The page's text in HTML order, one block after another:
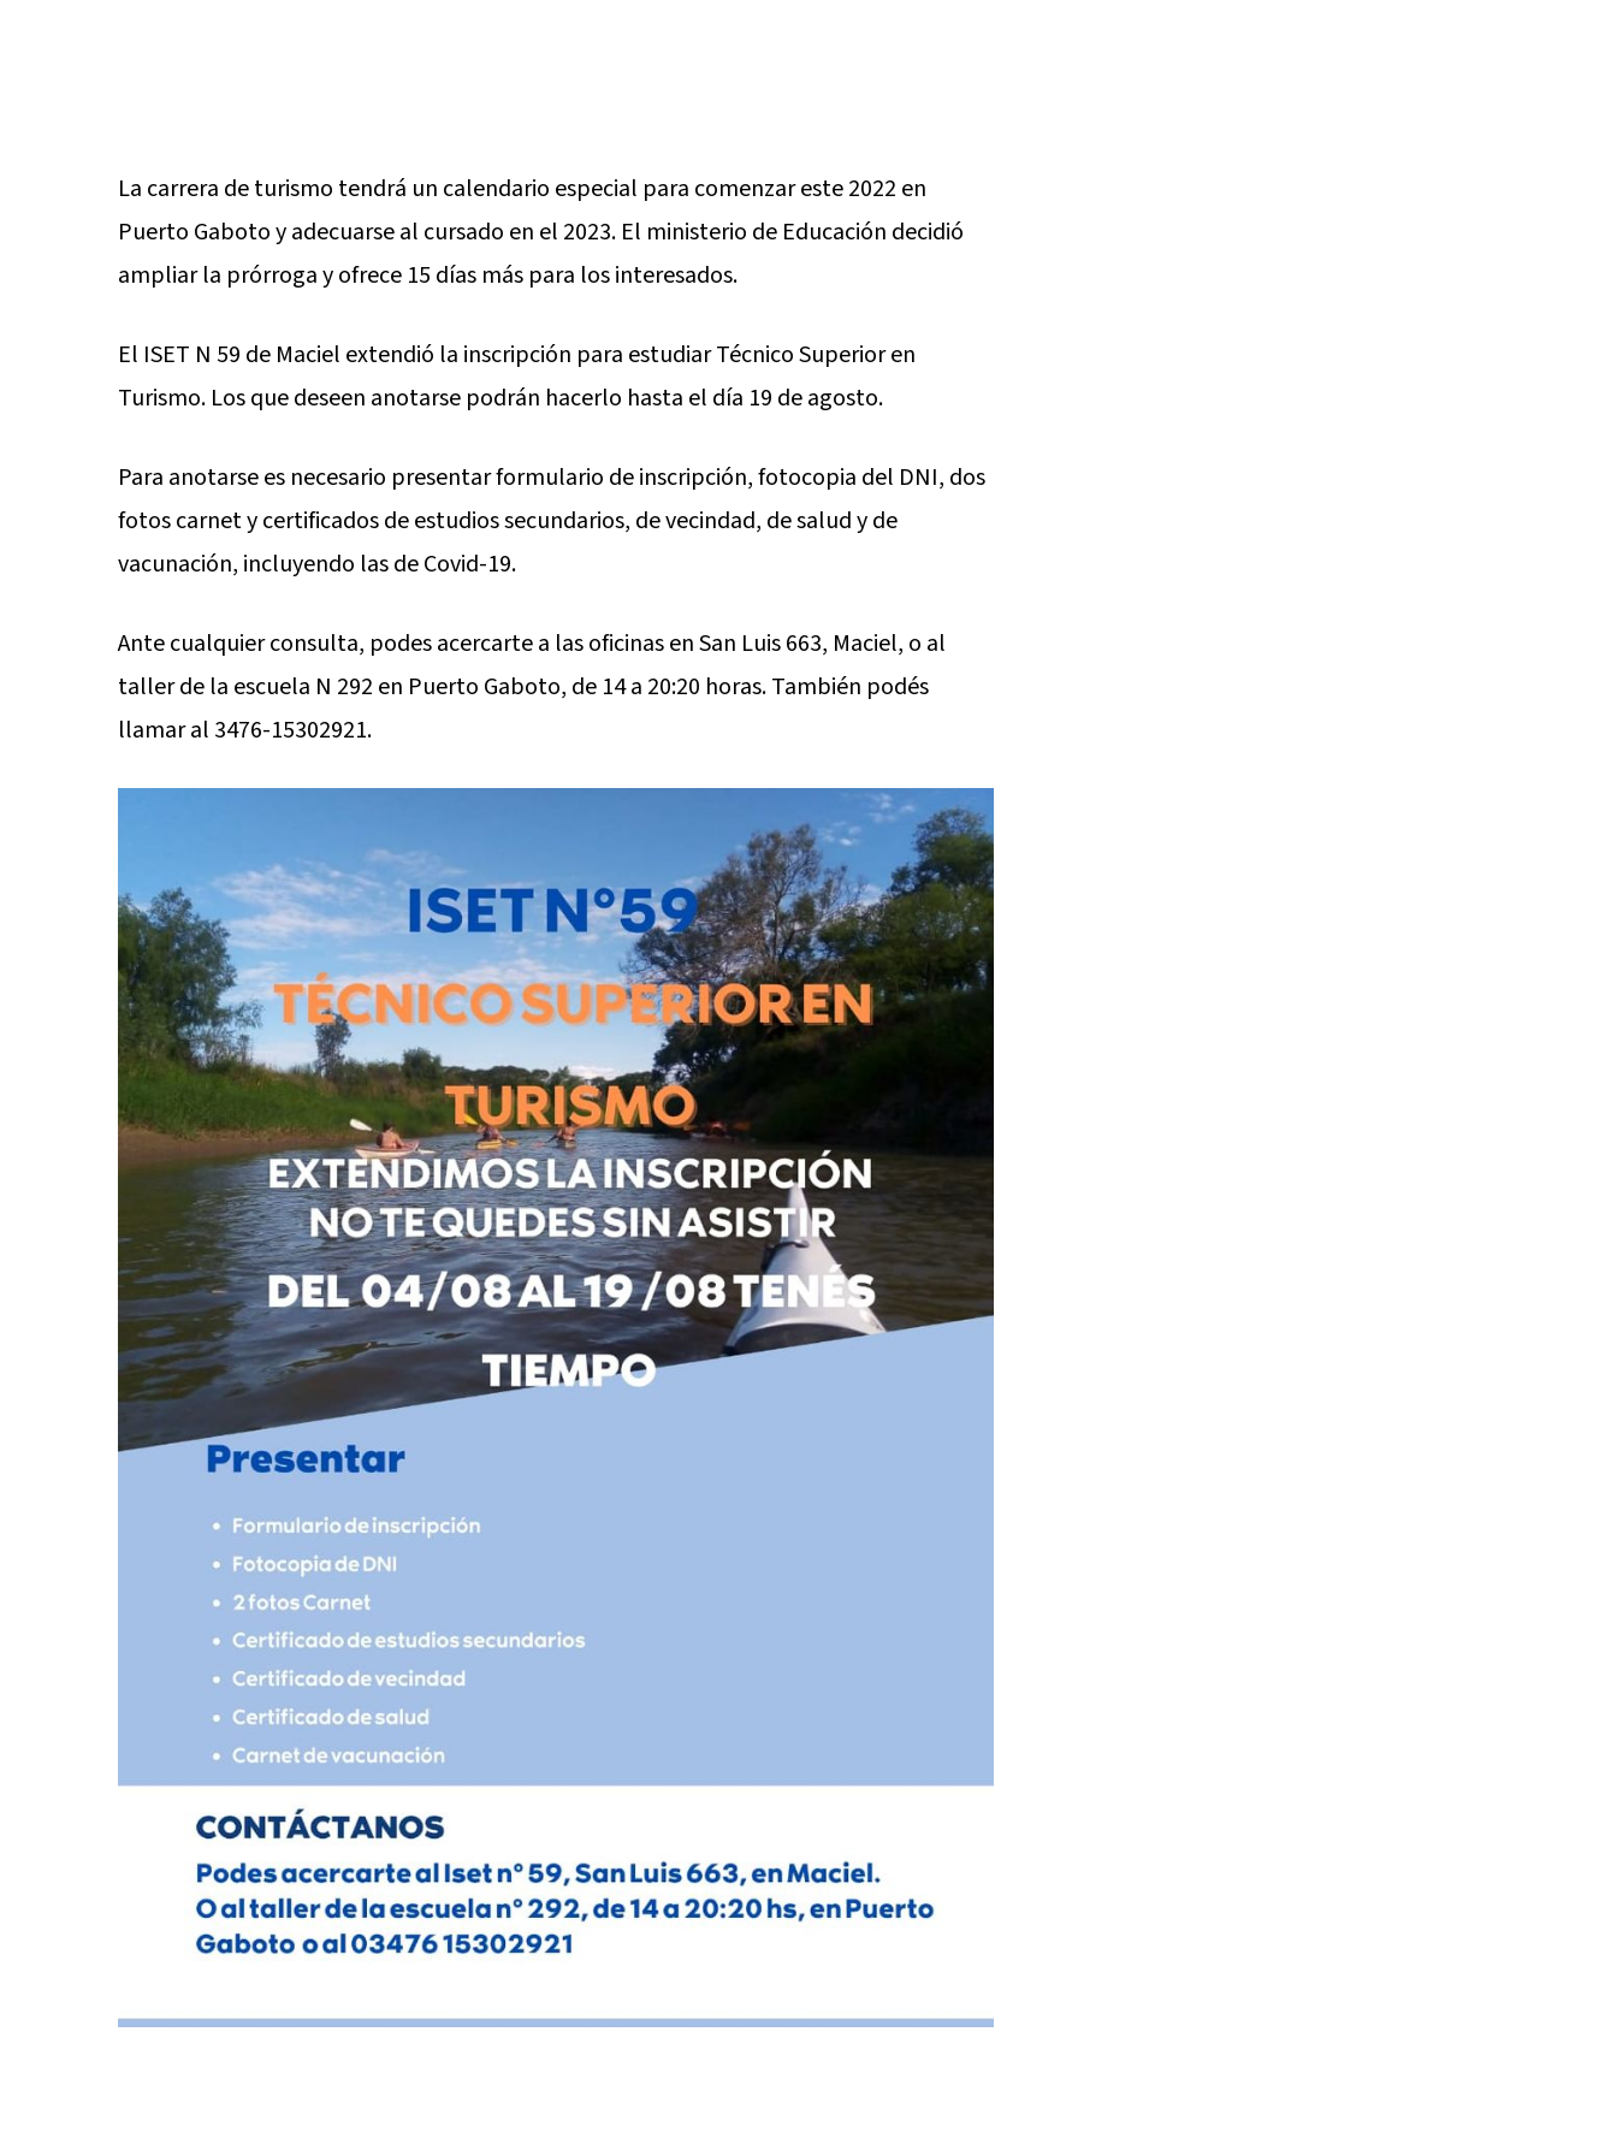
La carrera de turismo tendrá un calendario especial para comenzar este 2022 en
Puerto Gaboto y adecuarse al cursado en el 2023. El ministerio de Educación decidió
ampliar la prórroga y ofrece 15 días más para los interesados.
El ISET N 59 de Maciel extendió la inscripción para estudiar Técnico Superior en
Turismo. Los que deseen anotarse podrán hacerlo hasta el día 19 de agosto.
Para anotarse es necesario presentar formulario de inscripción, fotocopia del DNI, dos
fotos carnet y certificados de estudios secundarios, de vecindad, de salud y de
vacunación, incluyendo las de Covid-19.
Ante cualquier consulta, podes acercarte a las oficinas en San Luis 663, Maciel, o al
taller de la escuela N 292 en Puerto Gaboto, de 14 a 20:20 horas. También podés
llamar al 3476-15302921.